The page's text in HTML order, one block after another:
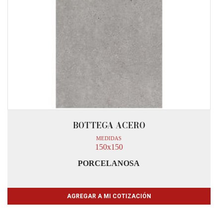
BOTTEGA ACERO
MEDIDAS
150x150
PORCELANOSA
AGREGAR A MI COTIZACIÓN